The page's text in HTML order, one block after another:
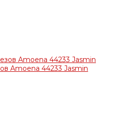
Amoena 44233 Jasmin